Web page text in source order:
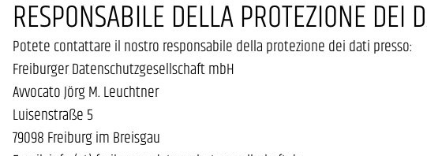
RESPONSABILE DELLA PROTEZIONE DEI
Potete contattare il nostro responsabile della protezione dei dati presso:
Freiburger Datenschutzgesellschaft mbH
Avvocato Jörg M. Leuchtner
Luisenstraße 5
79098 Freiburg im Breisgau